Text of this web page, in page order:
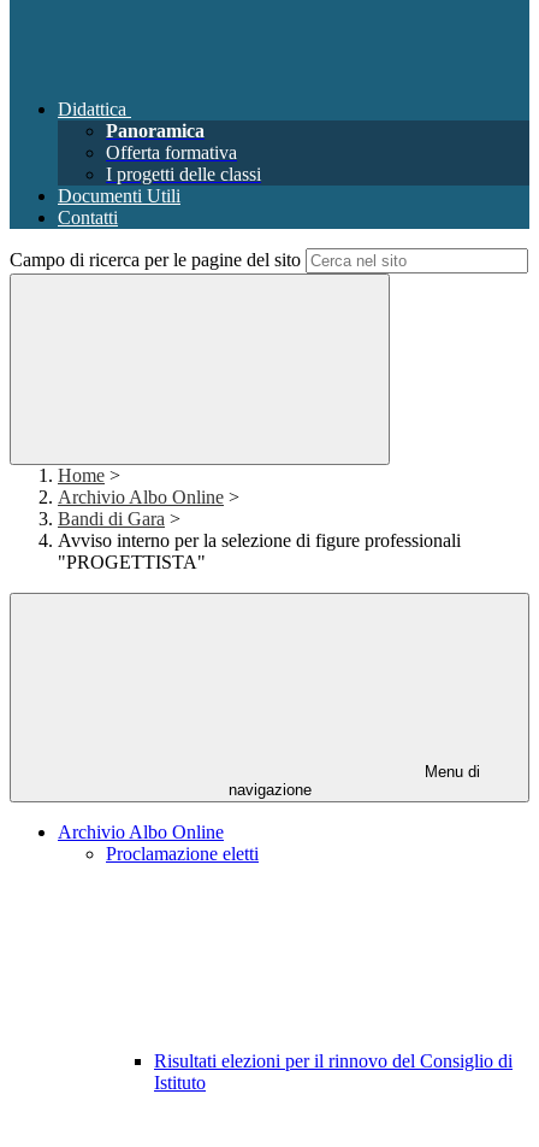
Didattica
Panoramica
Offerta formativa
I progetti delle classi
Documenti Utili
Contatti
Campo di ricerca per le pagine del sito
Home >
Archivio Albo Online >
Bandi di Gara >
Avviso interno per la selezione di figure professionali
"PROGETTISTA"
Menu di
navigazione
Archivio Albo Online
Proclamazione eletti
Risultati elezioni per il rinnovo del Consiglio di
Istituto